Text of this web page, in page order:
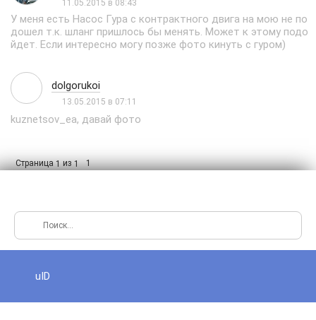
11.05.2015 в 08:43
У меня есть Насос Гура с контрактного двига на мою не по
дошел т.к. шланг пришлось бы менять. Может к этому подо
йдет. Если интересно могу позже фото кинуть с гуром)
dolgorukoi
13.05.2015 в 07:11
kuznetsov_ea, давай фото
Страница1из1 1
uID